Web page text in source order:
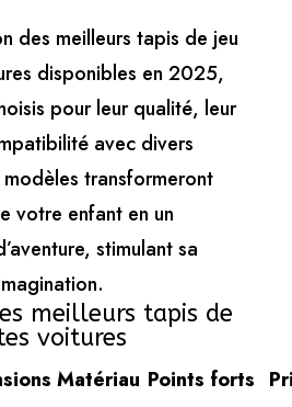
des meilleurs tapis de jeu
disponibles en 2025,
pour leur qualité, leur
avec divers
transformeront
votre enfant en un
stimulant sa
meilleurs tapis de
voitures
Matériau Points forts